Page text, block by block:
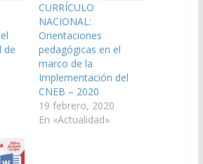
de
CURRÍCULO
NACIONAL:
Orientaciones
pedagógicas en el
marco de la
Implementación del
CNEB – 2020
19 febrero, 2020
En «Actualidad»